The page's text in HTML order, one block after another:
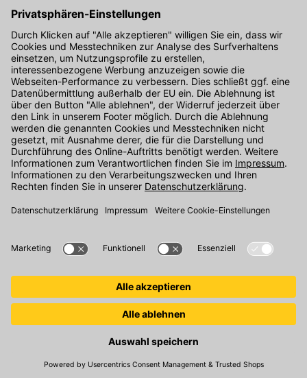
Hier gibt's die kostenlose App
Kontakt
Unser Onlineshop Team ist montags bis freitags von 08:00 - 17:00
Uhr unter der Telefonnummer07071 / 151-151für Sie erreichbar.
Alternativ können Sie unser Kontaktformular nutzen.
Den Kontakt direkt in unsere Niederlassungen finden Sie